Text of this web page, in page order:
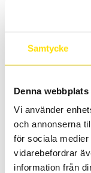
Samtycke
Denna
Vi använder
och annonserna
för sociala
vidarebefordrar
information från
(med
spänning och
119,900.00